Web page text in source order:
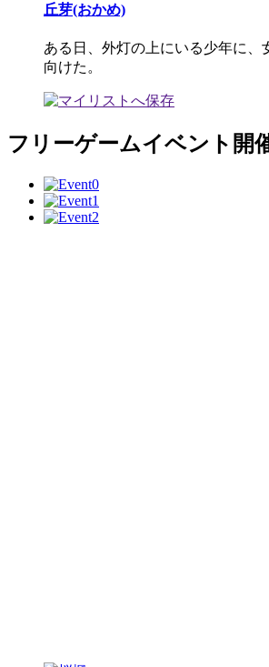
丘芽(おかめ)
ある日、外灯の上にいる少年に、
向けた。
フリーゲームイベント開